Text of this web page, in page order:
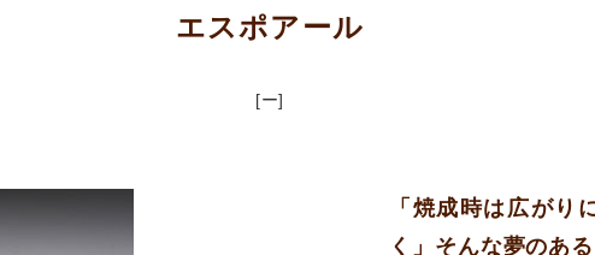
エスポアール
[ー]
「焼成時は広が
く」そんな夢のあ